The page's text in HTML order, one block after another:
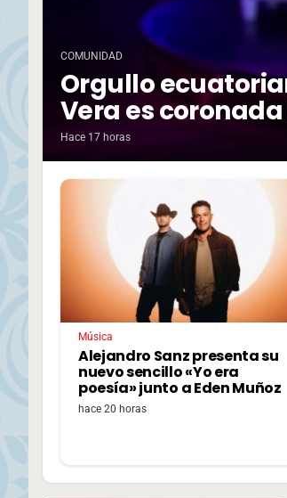
COMUNIDAD
Orgullo
Vera es coronada
Hace 17 horas
Música
Alejandro Sanz presenta su
nuevo sencillo «Yo era
poesía» junto a Eden Muñoz
hace 20 horas